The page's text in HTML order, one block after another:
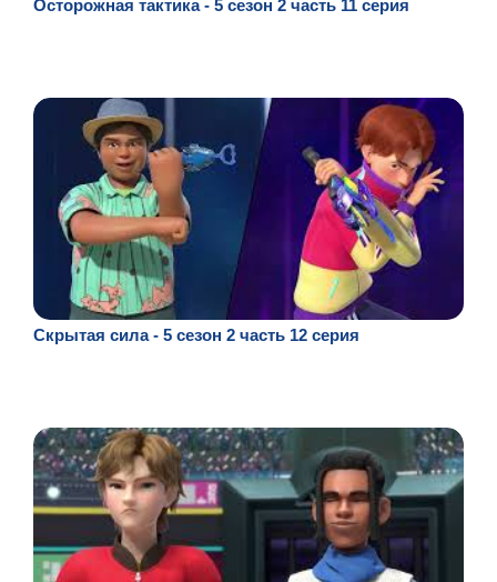
Осторожная тактика - 5 сезон 2 часть 11 серия
Скрытая сила - 5 сезон 2 часть 12 серия